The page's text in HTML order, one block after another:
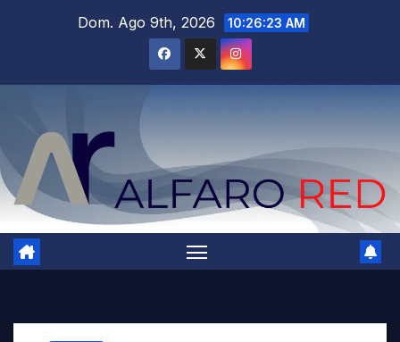
Dom. Ago 9th, 2026 10:26:24 AM